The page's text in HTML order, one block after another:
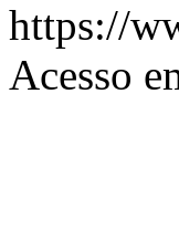
https://
Acesso